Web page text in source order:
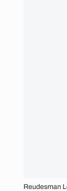
Reudesman